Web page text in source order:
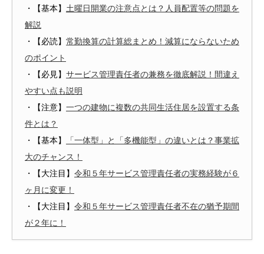
・【基本】 土曜日開業の注意点とは？人員配置等の問題を
解説
・【必読】 常勤換算の計算総まとめ！減算にならないため
のポイント
・【必見】 サービス管理責任者の兼務を徹底解説！間違え
やすい点も説明
・【注意】 一つの建物に複数の共同生活住居を設置する条
件とは？
・【基本】
「一体型」と「多機能型」の違いとは？事業拡
大のチャンス！
・【大注目】 令和５年サービス管理責任者の実務経験が６
ヶ月に変更！
・【大注目】 令和５年サービス管理責任者不在の猶予期間
が２年に！